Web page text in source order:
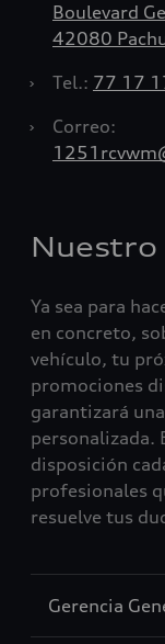
Boulevard
42080
›
Tel.: 77 17
›
Correo:
Ya sea para
en concreto,
vehículo, tu
promociones
garantizará
personalizada.
disposición
profesionales
resuelve tus
Gerencia